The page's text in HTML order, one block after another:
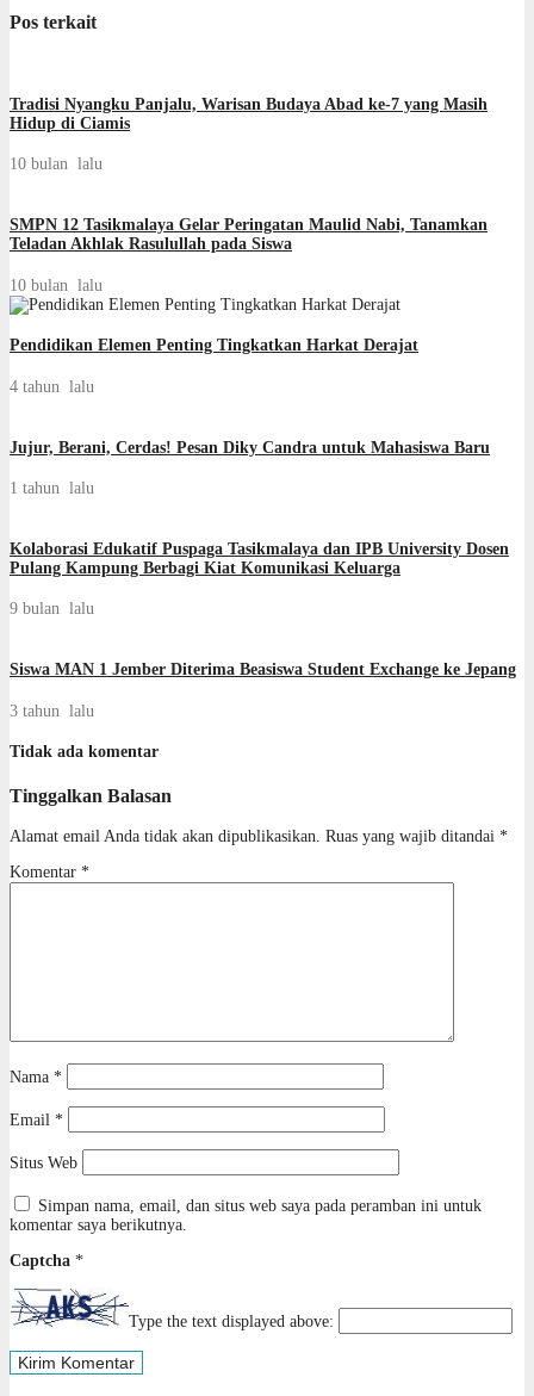
Pos terkait
Tradisi Nyangku Panjalu, Warisan Budaya Abad ke-7 yang Masih
Hidup di Ciamis
10 bulan lalu
SMPN 12 Tasikmalaya Gelar Peringatan Maulid Nabi, Tanamkan
Teladan Akhlak Rasulullah pada Siswa
10 bulan lalu
Pendidikan Elemen Penting Tingkatkan Harkat Derajat
4 tahun lalu
Jujur, Berani, Cerdas! Pesan Diky Candra untuk Mahasiswa Baru
1 tahun lalu
Kolaborasi Edukatif Puspaga Tasikmalaya dan IPB University Dosen
Pulang Kampung Berbagi Kiat Komunikasi Keluarga
9 bulan lalu
Siswa MAN 1 Jember Diterima Beasiswa Student Exchange ke Jepang
3 tahun lalu
Tidak ada komentar
Tinggalkan Balasan
Alamat email Anda tidak akan dipublikasikan. Ruas yang wajib ditandai *
Komentar *
Nama *
Email *
Situs Web
Simpan nama, email, dan situs web saya pada peramban ini untuk
komentar saya berikutnya.
Captcha *
Type the text displayed above: